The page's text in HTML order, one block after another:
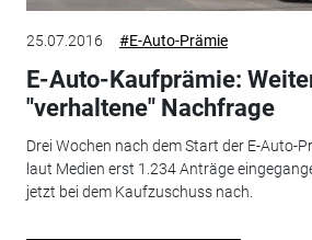
25.07.2016 #E-Auto-Prämie
E-Auto-Kaufprämie:
"verhaltene" Nachfrage
Drei Wochen nach dem Start der E-Auto-
laut Medien erst 1.234 Anträge
jetzt bei dem Kaufzuschuss nach.